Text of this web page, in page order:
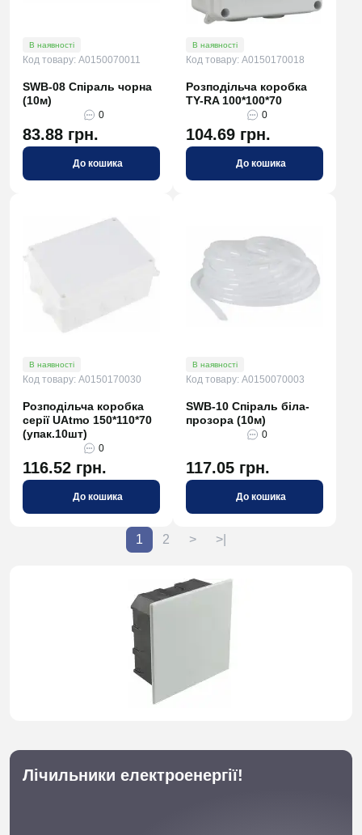
В наявності
Код товару: A0150070011
SWB-08 Спіраль чорна
(10м)
0
83.88 грн.
До кошика
В наявності
Код товару: A0150170018
Розподільча коробка
TY-RA 100*100*70
0
104.69 грн.
До кошика
В наявності
Код товару: A0150170030
Розподільча коробка
серії UAtmo 150*110*70
(упак.10шт)
0
116.52 грн.
До кошика
В наявності
Код товару: A0150070003
SWB-10 Спіраль біла-
прозора (10м)
0
117.05 грн.
До кошика
1 2 > >|
Лічильники електроенергії!